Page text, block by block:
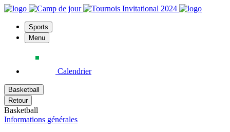
Sports
Menu
Calendrier
Basketball
Retour
Basketball
Informations générales